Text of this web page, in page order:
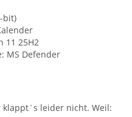
bit)
11 25H2
MS Defender
klappt`s leider nicht. Weil: